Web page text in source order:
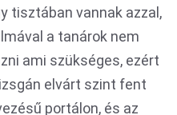
tisztában vannak azzal,
a tanárok nem
ami szükséges, ezért
elvárt szint fent
portálon, és az